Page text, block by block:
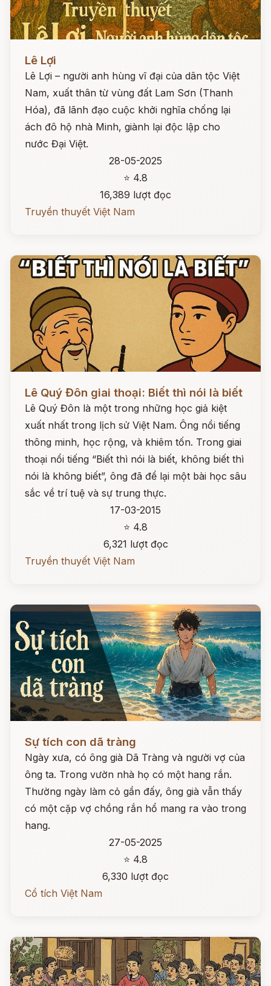
Lê Lợi
Lê Lợi – người anh hùng vĩ đại của dân tộc Việt
Nam, xuất thân từ vùng đất Lam Sơn (Thanh
Hóa), đã lãnh đạo cuộc khởi nghĩa chống lại
ách đô hộ nhà Minh, giành lại độc lập cho
nước Đại Việt.
28-05-2025
⭐ 4.8
16,389 lượt đọc
Truyền thuyết Việt Nam
Lê Quý Đôn giai thoại: Biết thì nói là biết
Lê Quý Đôn là một trong những học giả kiệt
xuất nhất trong lịch sử Việt Nam. Ông nổi tiếng
thông minh, học rộng, và khiêm tốn. Trong giai
thoại nổi tiếng “Biết thì nói là biết, không biết thì
nói là không biết”, ông đã để lại một bài học sâu
sắc về trí tuệ và sự trung thực.
17-03-2015
⭐ 4.8
6,321 lượt đọc
Truyền thuyết Việt Nam
Sự tích con dã tràng
Ngày xưa, có ông già Dã Tràng và người vợ của
ông ta. Trong vườn nhà họ có một hang rắn.
Thường ngày làm cỏ gần đấy, ông già vẫn thấy
có một cặp vợ chồng rắn hổ mang ra vào trong
hang.
27-05-2025
⭐ 4.8
6,330 lượt đọc
Cổ tích Việt Nam